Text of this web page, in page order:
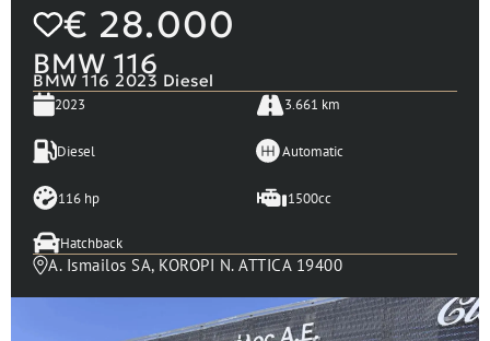
€ 28.000
BMW 116
BMW 116 2023 Diesel
2023 3.661 km
Diesel Automatic
116 hp 1500cc
Hatchback
A. Ismailos SA, KOROPI N. ATTICA 19400